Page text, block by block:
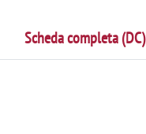
Scheda completa (DC)